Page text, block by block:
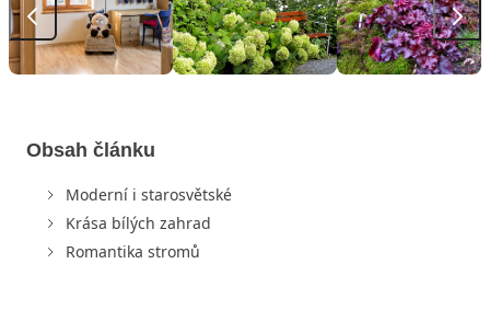
Obsah článku
Moderní i starosvětské
Krása bílých zahrad
Romantika stromů